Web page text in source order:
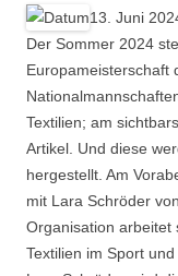
13. Juni
Der Sommer 2024
Europameisterschaft
Textilien; am
Artikel. Und diese
hergestellt. Am
mit Lara Schröder
Organisation arbeitet
Textilien im Sport